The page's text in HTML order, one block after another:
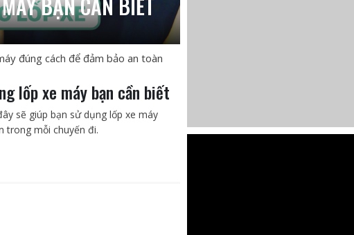
đúng cách để đảm bảo an toàn
lốp xe máy bạn cần biết
sẽ giúp bạn sử dụng lốp xe máy
trong mỗi chuyến đi.